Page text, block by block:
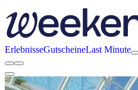
ErlebnisseGutscheineLast Minute